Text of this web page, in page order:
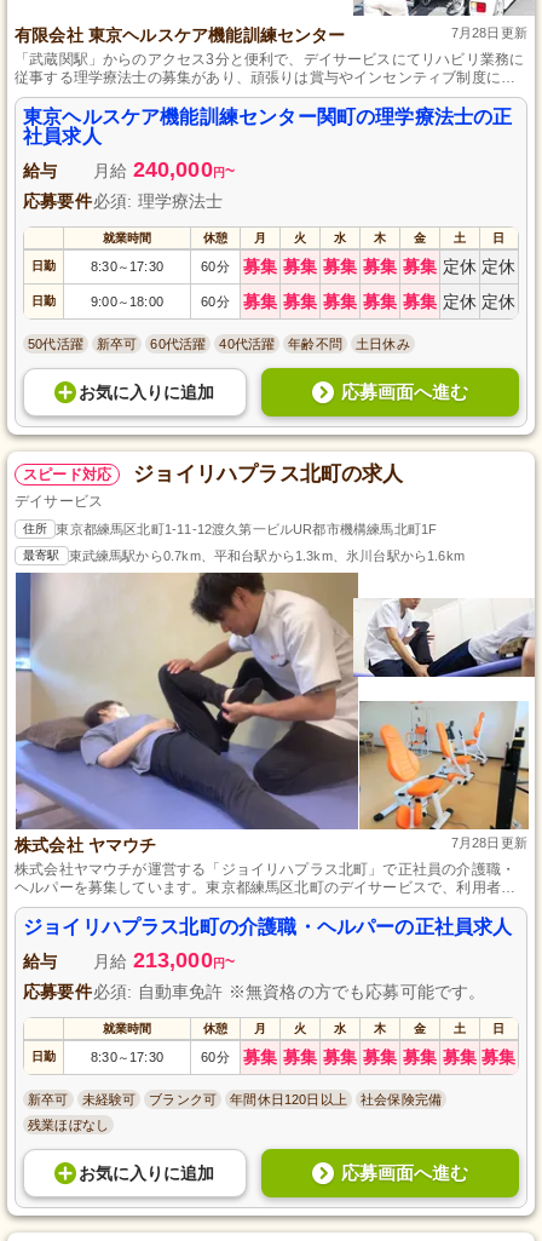
有限会社 東京ヘルスケア機能訓練センター 7月28日更新
「武蔵関駅」からのアクセス3分と便利で、デイサービスにてリハビリ業務に
従事する理学療法士の募集があり、頑張りは賞与やインセンティブ制度によ
り報酬面でも評価。安心の社会保険完備と健康サポート、月20,000円までの
交通費支給もあります。
東京ヘルスケア機能訓練センター関町の理学療法士の正
社員求人
給与 月給 240,000円~
応募要件必須: 理学療法士
就業時間 休憩 月 火 水 木 金 土 日
日勤 8:30～ 17:30 60分 募集 募集 募集 募集 募集 定休 定休
日勤 9:00～ 18:00 60分 募集 募集 募集 募集 募集 定休 定休
50代活躍 新卒可 60代活躍 40代活躍 年齢不問 土日休み
お気に入り に追加 応募画面へ進む
スピード対応 ジョイリハプラス北町の求人
デイサービス
住所 東京都練馬区北町1-11-12渡久第一ビルUR都市機構練馬北町1F
最寄駅 東武練馬駅から0.7km、平和台駅から1.3km、氷川台駅から1.6km
株式会社 ヤマウチ 7月28日更新
株式会社ヤマウチが運営する「ジョイリハプラス北町」で正社員の介護職・
ヘルパーを募集しています。東京都練馬区北町のデイサービスで、利用者一
人ひとりに合ったリハビリと介護サービスを提供します。若年層の長期キャ
リア形成を支援し、介護職としての成長をサポートします。自動車免許（AT
限定可）をお持ちの方、新しい環境で挑戦したい方はぜひご応募ください。
あなたの力で利用者様の笑顔を増やしませんか？
ジョイリハプラス北町の介護職・ヘルパーの正社員求人
給与 月給 213,000円~
応募要件必須: 自動車免許 ※無資格の方でも応募可能です。
就業時間 休憩 月 火 水 木 金 土 日
日勤 8:30～ 17:30 60分 募集 募集 募集 募集 募集 募集 募集
新卒可 未経験可 ブランク可 年間休日120日以上
社会保険完備
残業ほぼなし
お気に入り に追加 応募画面へ進む